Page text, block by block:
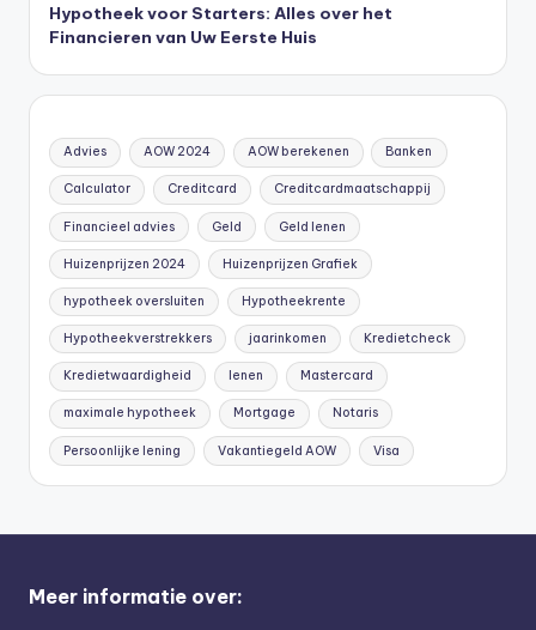
Hypotheek voor Starters: Alles over het
Financieren van Uw Eerste Huis
Advies AOW 2024 AOW berekenen Banken
Calculator Creditcard Creditcardmaatschappij
Financieel advies Geld Geld lenen
Huizenprijzen 2024 Huizenprijzen Grafiek
hypotheek oversluiten Hypotheekrente
Hypotheekverstrekkers jaarinkomen Kredietcheck
Kredietwaardigheid lenen Mastercard
maximale hypotheek Mortgage Notaris
Persoonlijke lening Vakantiegeld AOW Visa
Meer informatie over: